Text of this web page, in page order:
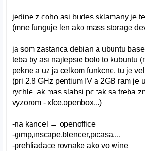
jedine z coho asi budes sklamany je
(mne funguje len ako mass storage
ja som zastanca debian a ubuntu
teba by asi najlepsie bolo to kubuntu
pekne a uz ja celkom funkcne, tu je
(pri 2.8 GHz pentium IV a 2GB ram je
rychle, ak mas slabsi pc tak sa treba
vyzorom - xfce,openbox...)
-na kancel → openoffice
-gimp,inscape,blender,picasa....
-prehliadace rovnake ako vo wine